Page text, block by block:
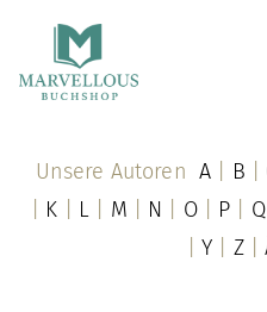
Unsere AutorenA B
K L M N O| P Q
Y Z|